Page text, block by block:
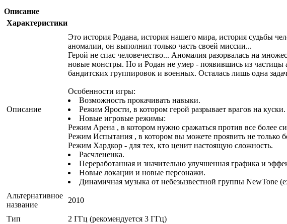
Описание
Характеристики
Описание
Это история Родана, история нашего мира, история судьбы
аномалии, он выполнил только часть своей миссии...
Герой не спас человечество... Аномалия разорвалась на
новые монстры. Но и Родан не умер - появившись из частицы
бандитских группировок и военных. Осталась лишь одна
Особенности игры:
Возможность прокачивать навыки.
Режим Ярости, в котором герой разрывает врагов на куски.
Новые игровые режимы:
Режим Арена , в котором нужно сражаться против все более
Режим Испытания , в котором вы можете проявить не только
Режим Хардкор - для тех, кто ценит настоящую сложность.
Расчлененка.
Переработанная и значительно улучшенная графика и
Новые локации и новые персонажи.
Динамичная музыка от небезызвестной группы NewTone
Альтернативное
название
2010
Тип
2 ГГц (рекомендуется 3 ГГц)